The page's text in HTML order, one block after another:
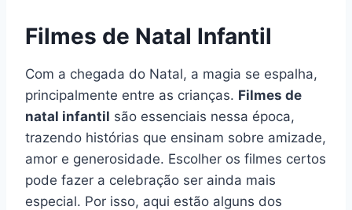
Filmes de Natal Infantil
Com a chegada do Natal, a magia se espalha,
principalmente entre as crianças. Filmes de
natal infantil são essenciais nessa época,
trazendo histórias que ensinam sobre amizade,
amor e generosidade. Escolher os filmes certos
pode fazer a celebração ser ainda mais
especial. Por isso, aqui estão alguns dos